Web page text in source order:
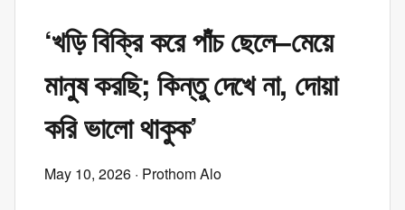
‘খড়ি বিক্রি করে পাঁচ ছেলে–মেয়ে
মানুষ করছি; কিন্তু দেখে না, দোয়া
করি ভালো থাকুক’
May 10, 2026 · Prothom Alo